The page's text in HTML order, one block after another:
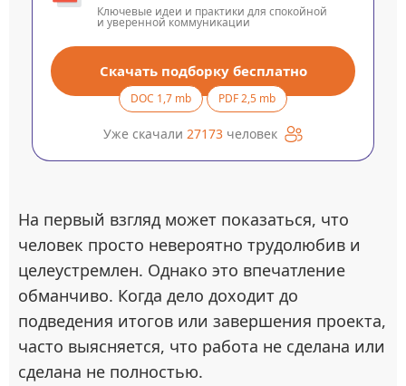
Ключевые идеи и практики для спокойной
и уверенной коммуникации
Скачать подборку бесплатно
DOC 1,7 mb PDF 2,5 mb
Уже скачали 27173 человек
На первый взгляд может показаться, что
человек просто невероятно трудолюбив и
целеустремлен. Однако это впечатление
обманчиво. Когда дело доходит до
подведения итогов или завершения проекта,
часто выясняется, что работа не сделана или
сделана не полностью.